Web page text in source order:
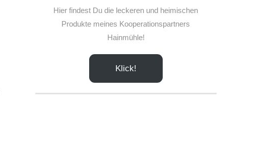
Hier findest Du die leckeren und heimischen
Produkte meines Kooperationspartners
Hainmühle!
Klick!